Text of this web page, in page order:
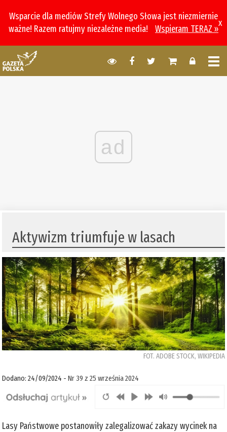
Wsparcie dla mediów Strefy Wolnego Słowa jest niezmiernie
ważne! Razem ratujmy niezależne media!
Wspieram TERAZ »
x
ad
Aktywizm triumfuje w lasach
FOT. ADOBE STOCK, WIKIPEDIA
Dodano: 24/09/2024 -Nr 39 z 25 września 2024
Lasy Państwowe postanowiły zalegalizować zakazy wycinek na